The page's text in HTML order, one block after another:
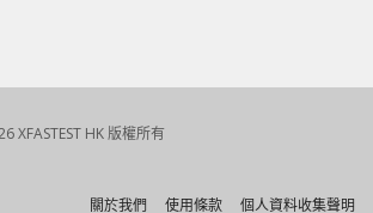
XFASTEST HK 版權所有
關於我們 使用條款 個人資料收集聲明